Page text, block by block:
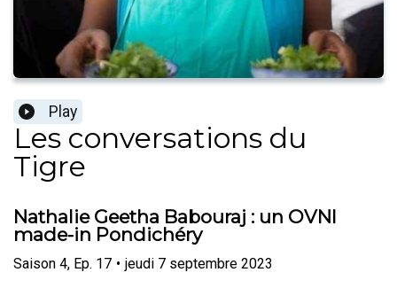
Play
Les conversations du
Tigre
Nathalie Geetha Babouraj : un OVNI
made-in Pondichéry
Saison 4, Ep. 17 • jeudi 7 septembre 2023